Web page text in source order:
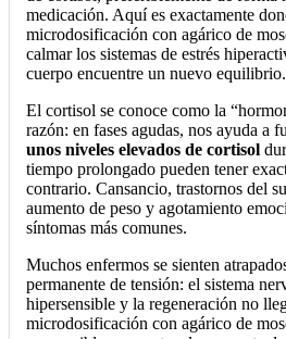
medicación. Aquí es exactamente
microdosificación con agárico de
calmar los sistemas de estrés
cuerpo encuentre un nuevo equilibrio.
El cortisol se conoce como la
razón: en fases agudas, nos ayuda a
unos niveles elevados de cortisol
tiempo prolongado pueden tener
contrario. Cansancio, trastornos del
aumento de peso y agotamiento
síntomas más comunes.
Muchos enfermos se sienten
permanente de tensión: el sistema
hipersensible y la regeneración no
microdosificación con agárico de